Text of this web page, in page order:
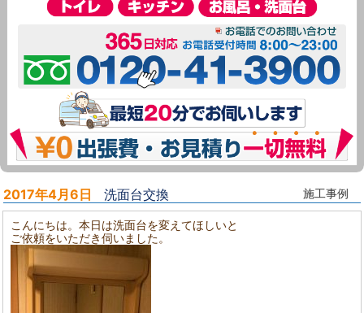
2017年4月6日 洗面台交換 施工事例
こんにちは。本日は洗面台を変えてほしいと
ご依頼をいただき伺いました。